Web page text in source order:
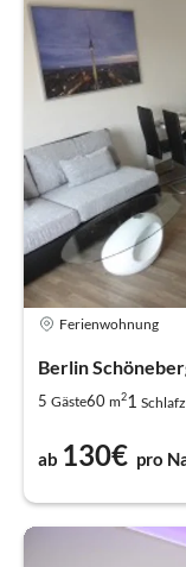
Ferienwohnung
Berlin
5 Gäste60 m21
ab 130€ pro